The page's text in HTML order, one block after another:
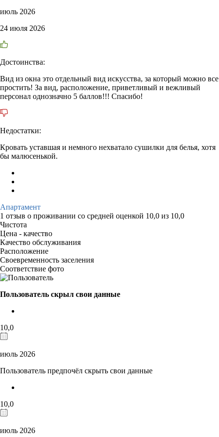
июль 2026
24 июля 2026
Достоинства:
Вид из окна это отдельный вид искусства, за который можно все
простить! За вид, расположение, приветливый и вежливый
персонал однозначно 5 баллов!!! Спасибо!
Недостатки:
Кровать уставшая и немного нехватало сушилки для белья, хотя
бы малюсенькой.
Апартамент
1 отзыв о проживании со средней оценкой 10,0 из 10,0
Чистота
Цена - качество
Качество обслуживания
Расположение
Своевременность заселения
Соответствие фото
Пользователь скрыл свои данные
10,0
июль 2026
Пользователь предпочёл скрыть свои данные
10,0
июль 2026